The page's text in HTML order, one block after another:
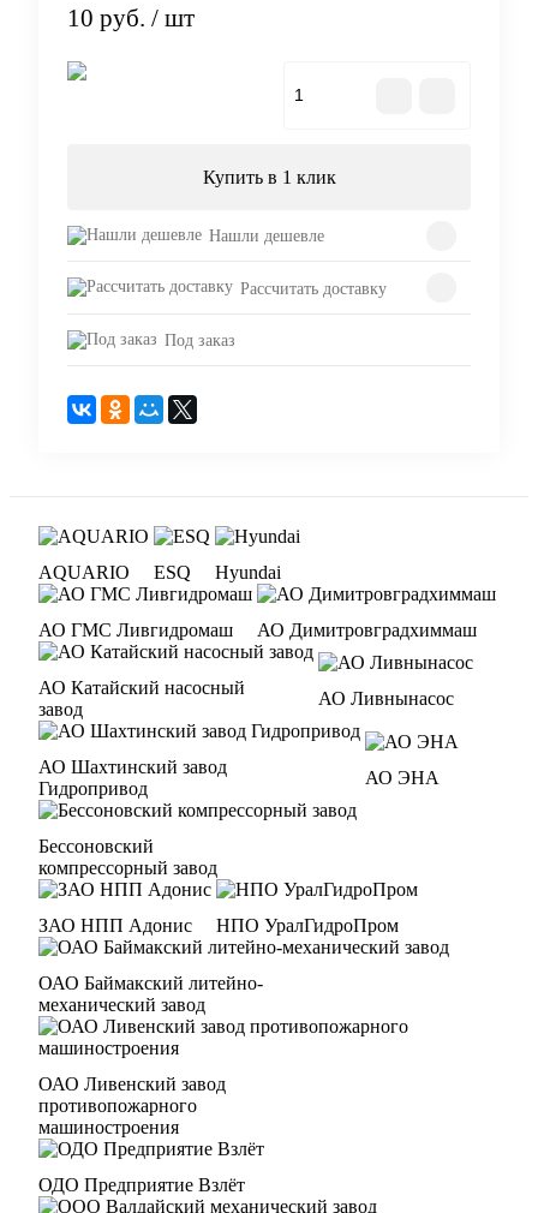
10 руб. / шт
Купить в 1 клик
Нашли дешевле
Рассчитать доставку
Под заказ
AQUARIO ESQ Hyundai
АО ГМС Ливгидромаш АО Димитровградхиммаш
АО Катайский насосный
завод
АО Ливнынасос
АО Шахтинский завод
Гидропривод
АО ЭНА
Бессоновский
компрессорный завод
ЗАО НПП Адонис НПО УралГидроПром
ОАО Баймакский литейно-
механический завод
ОАО Ливенский завод
противопожарного
машиностроения
ОДО Предприятие Взлёт